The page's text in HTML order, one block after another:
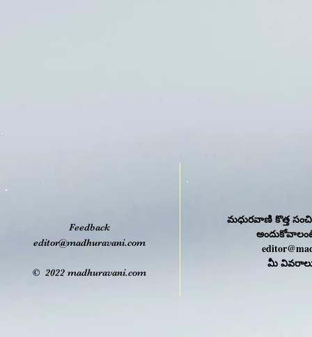
Feedback
editor@madhuravani.com
© 2022 madhuravani.com
మధురవాణి కొత్త
మీ